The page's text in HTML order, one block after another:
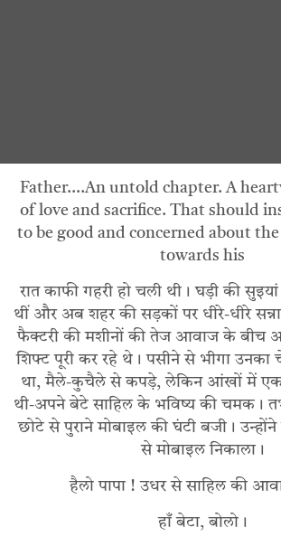
Father….An untold chapter. A
of love and sacrifice. That should
to be good and concerned about
towards his
रात काफी गहरी हो चली थी। घड़ी की
थीं और अब शहर की सड़कों पर धीरे-धीरे
फैक्टरी की मशीनों की तेज आवाज के बीच
शिफ्ट पूरी कर रहे थे। पसीने से भीगा उनका
था, मैले-कुचैले से कपड़े, लेकिन आंखों में
थी-अपने बेटे साहिल के भविष्य की चमक।
छोटे से पुराने मोबाइल की घंटी बजी।
से मोबाइल निकाला।
हैलो पापा ! उधर से साहिल की
हाँ बेटा, बोलो।